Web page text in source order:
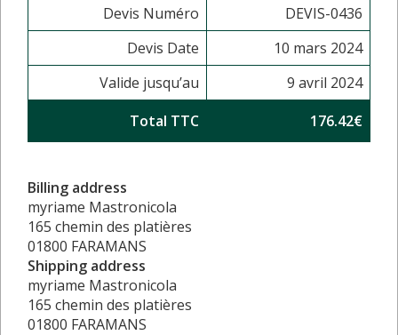
Devis Numéro
DEVIS-0436
Devis Date
10 mars 2024
Valide jusqu’au
9 avril 2024
Total TTC
176.42€
Billing address
myriame Mastronicola
165 chemin des platières
01800 FARAMANS
Shipping address
myriame Mastronicola
165 chemin des platières
01800 FARAMANS